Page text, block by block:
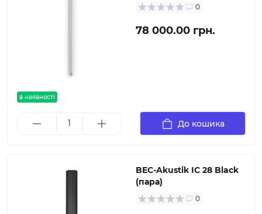
в наявності
0
78 000.00 грн.
До кошика
BEC-Akustik IC 28 Black
(пара)
0